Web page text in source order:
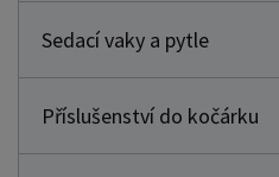
Sedací vaky a pytle
Příslušenství do kočárku